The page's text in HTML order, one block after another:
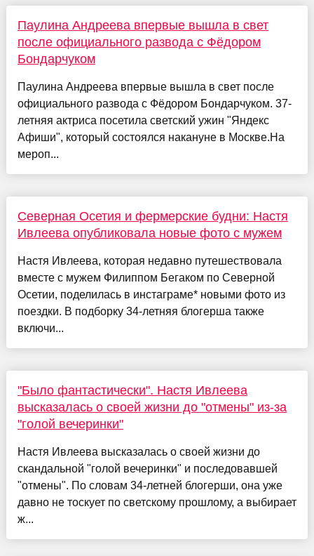
Паулина Андреева впервые вышла в свет
после официального развода с Фёдором
Бондарчуком
Паулина Андреева впервые вышла в свет после
официального развода с Фёдором Бондарчуком. 37-
летняя актриса посетила светский ужин "Яндекс
Афиши", который состоялся накануне в Москве.На
мероп...
Северная Осетия и фермерские будни: Настя
Ивлеева опубликовала новые фото с мужем
Настя Ивлеева, которая недавно путешествовала
вместе с мужем Филиппом Бегаком по Северной
Осетии, поделилась в инстаграме* новыми фото из
поездки. В подборку 34-летняя блогерша также
включи...
"Было фантастически". Настя Ивлеева
высказалась о своей жизни до "отмены" из-за
"голой вечеринки"
Настя Ивлеева высказалась о своей жизни до
скандальной "голой вечеринки" и последовавшей
"отмены". По словам 34-летней блогерши, она уже
давно не тоскует по светскому прошлому, а выбирает
ж...